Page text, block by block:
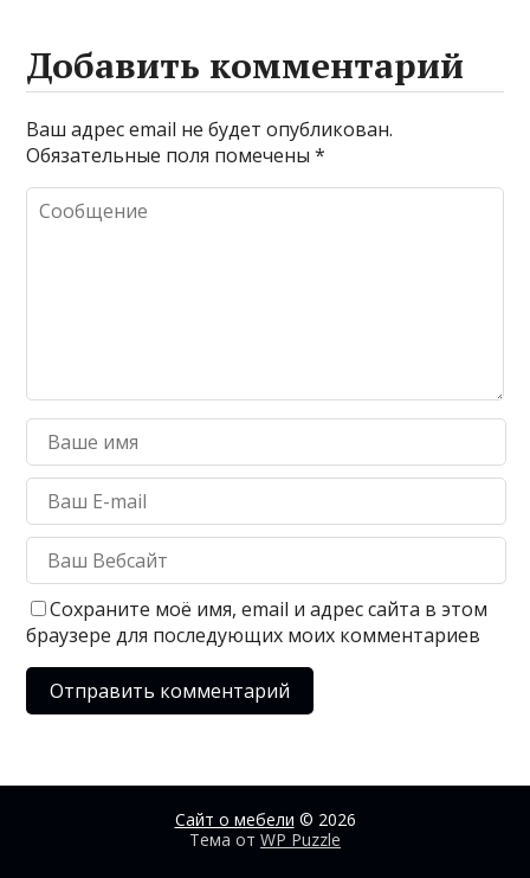
Добавить комментарий
Ваш адрес email не будет опубликован.
Обязательные поля помечены*
Сохраните моё имя, email и адрес сайта в этом
браузере для последующих моих комментариев
Сайт о мебели © 2026
Тема от WP Puzzle